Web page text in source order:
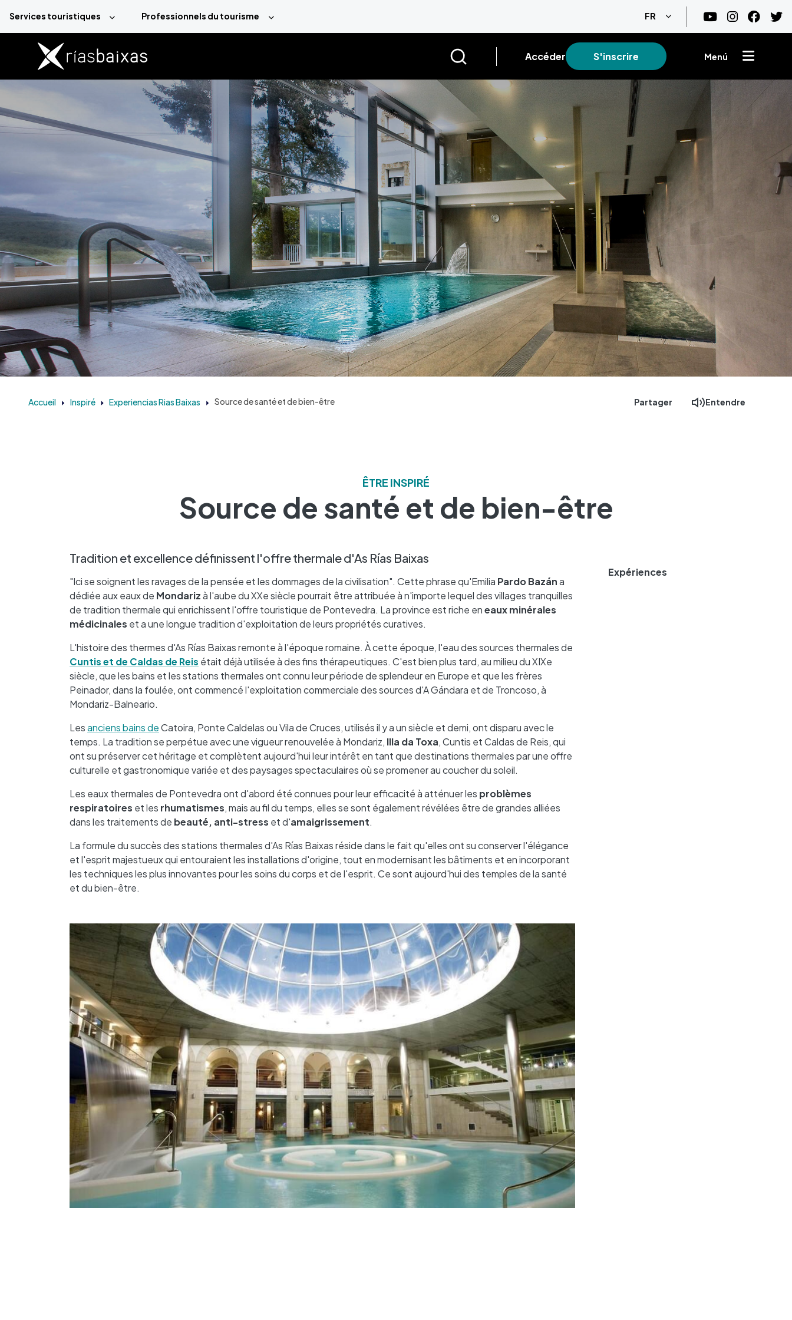
Services touristiques Professionnels du tourisme FR Lister les actions
Accéder S'inscrire Menú
Accueil Inspiré Experiencias Rias Baixas Source de santé et de bien-être Partager Entendre
ÊTRE INSPIRÉ
Source de santé et de bien-être
Tradition et excellence définissent l'offre thermale d'As Rías Baixas
"Ici se soignent les ravages de la pensée et les dommages de la civilisation". Cette phrase qu'Emilia Pardo Bazána
dédiée aux eaux de Mondarizà l'aube du XXe siècle pourrait être attribuée à n'importe lequel des villages tranquilles
de tradition thermale qui enrichissent l'offre touristique de Pontevedra. La province est riche eneaux minérales
médicinales et a une longue tradition d'exploitation de leurs propriétés curatives.
L'histoire des thermes d'As Rías Baixas remonte à l'époque romaine. À cette époque, l'eau des sources thermales de
Cuntis et de Caldas de Reis était déjà utilisée à des fins thérapeutiques. C'est bien plus tard, au milieu du XIXe
siècle, que les bains et les stations thermales ont connu leur période de splendeur en Europe et que les frères
Peinador, dans la foulée, ont commencé l'exploitation commerciale des sources d'A Gándara et de Troncoso, à
Mondariz-Balneario.
Lesanciens bains deCatoira, Ponte Caldelas ou Vila de Cruces, utilisés il y a un siècle et demi, ont disparu avec le
temps. La tradition se perpétue avec une vigueur renouvelée à Mondariz, Illa da Toxa, Cuntis et Caldas de Reis, qui
ont su préserver cet héritage et complètent aujourd'hui leur intérêt en tant que destinations thermales par une offre
culturelle et gastronomique variée et des paysages spectaculaires où se promener au coucher du soleil.
Les eaux thermales de Pontevedra ont d'abord été connues pour leur efficacité à atténuer les problèmes
respiratoires et les rhumatismes, mais au fil du temps, elles se sont également révélées être de grandes alliées
dans les traitements de beauté, anti-stress et d'amaigrissement.
La formule du succès des stations thermales d'As Rías Baixas réside dans le fait qu'elles ont su conserver l'élégance
et l'esprit majestueux qui entouraient les installations d'origine, tout en modernisant les bâtiments et en incorporant
les techniques les plus innovantes pour les soins du corps et de l'esprit. Ce sont aujourd'hui des temples de la santé
et du bien-être.
Expériences